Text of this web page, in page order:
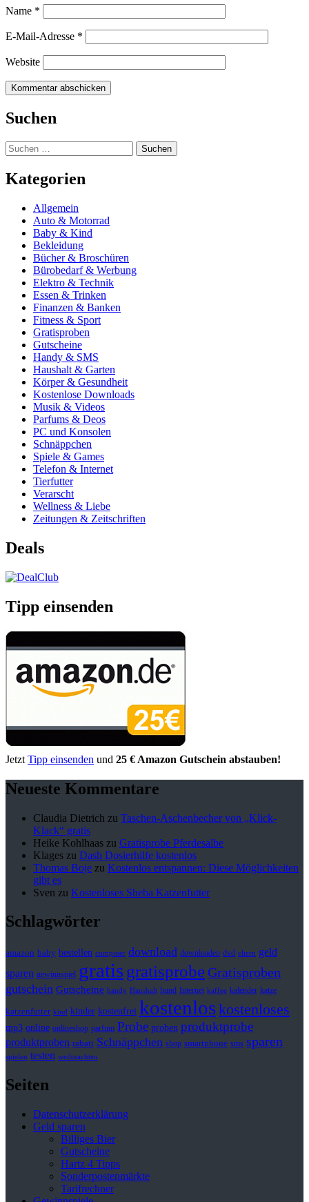
Name *
E-Mail-Adresse *
Website
Suchen
Suchen
nach:
Kategorien
Allgemein
Auto & Motorrad
Baby & Kind
Bekleidung
Bücher & Broschüren
Bürobedarf & Werbung
Elektro & Technik
Essen & Trinken
Finanzen & Banken
Fitness & Sport
Gratisproben
Gutscheine
Handy & SMS
Haushalt & Garten
Körper & Gesundheit
Kostenlose Downloads
Musik & Videos
Parfums & Deos
PC und Konsolen
Schnäppchen
Spiele & Games
Telefon & Internet
Tierfutter
Verarscht
Wellness & Liebe
Zeitungen & Zeitschriften
Deals
Tipp einsenden
Jetzt Tipp einsenden und 25 € Amazon Gutschein abstauben!
Neueste Kommentare
Claudia Dietrich zu Taschen-Aschenbecher von „Klick-
Klack“ gratis
Heike Kohlhaas zu Gratisprobe Pferdesalbe
Klages zu Dash Dosierhilfe kostenlos
Thomas Boje zu Kostenlos entspannen: Diese Möglichkeiten
gibt es
Sven zu Kostenloses Sheba Katzenfutter
Schlagwörter
amazon baby bestellen computer download downloaden dvd eltern geld
sparen gewinnspiel gratisgratisprobeGratisproben
gutschein Gutscheine handy Haushalt hund Internet kaffee kalender katze
katzenfutter kind kinder kostenfrei kostenloskostenloses
mp3 online onlineshop parfum Probe proben produktprobe
produktproben rabatt Schnäppchen shop smartphone sms sparen
spielen testen weihnachten
Seiten
Datenschutzerklärung
Geld sparen
Billiges Bier
Gutscheine
Hartz 4 Tipps
Sonderpostenmärkte
Tarifrechner